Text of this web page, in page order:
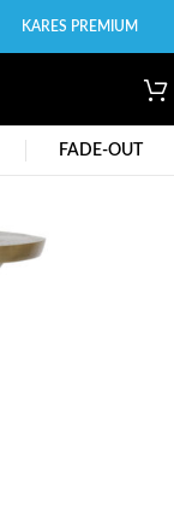
KARES PREMIUM
FADE-OUT